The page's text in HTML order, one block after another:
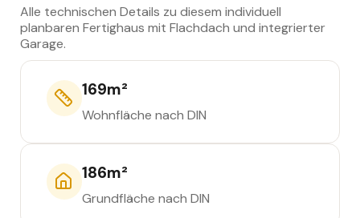
Alle technischen Details zu diesem individuell
planbaren Fertighaus mit Flachdach und integrierter
Garage.
169m²
Wohnfläche nach DIN
186m²
Grundfläche nach DIN